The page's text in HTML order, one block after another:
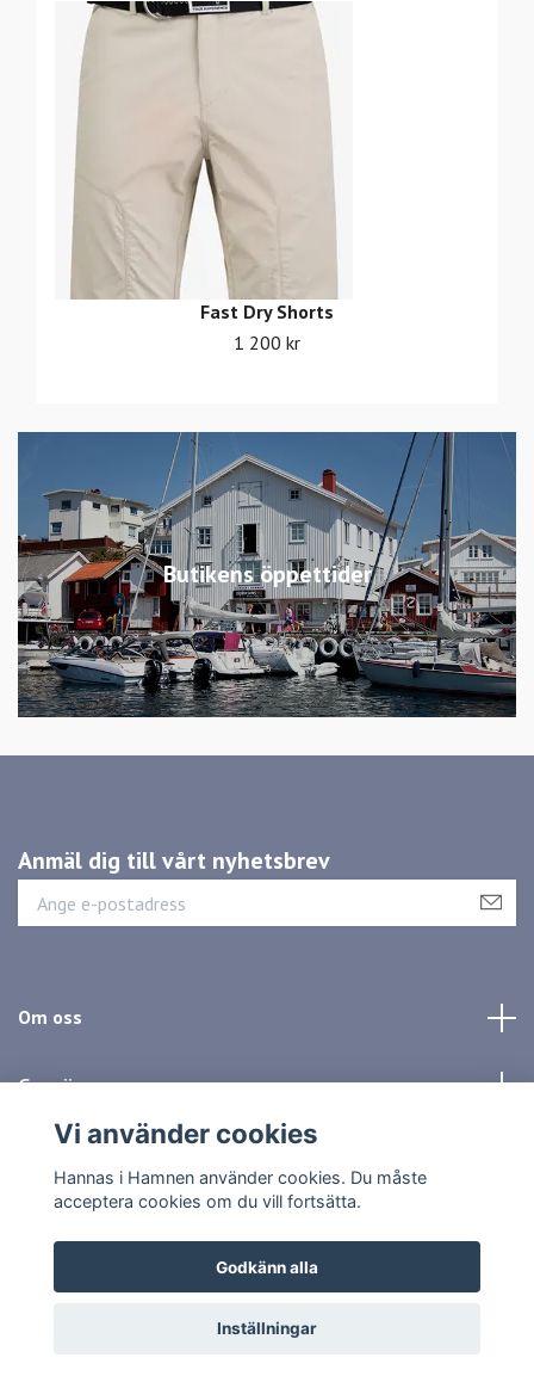
Butikens öppettider
Fast Dry Shorts
1 200 kr
Anmäl dig till vårt nyhetsbrev
Om oss
Genvägar
© 2026 Hannas i Hamnen
Vi använder cookies
Hannas i Hamnen använder cookies. Du måste
acceptera cookies om du vill fortsätta.
Godkänn alla
Inställningar